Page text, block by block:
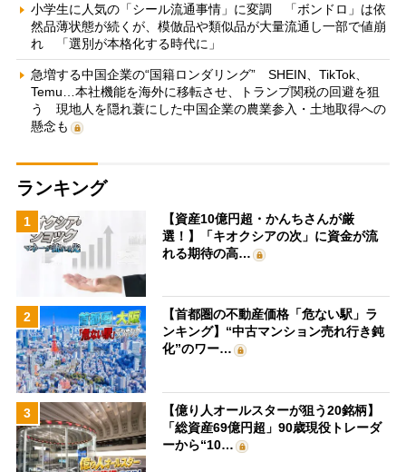
小学生に人気の「シール流通事情」に変調 「ボンドロ」は依
然品薄状態が続くが、模倣品や類似品が大量流通し一部で値崩
れ 「選別が本格化する時代に」
急増する中国企業の“国籍ロンダリング” SHEIN、TikTok、
Temu…本社機能を海外に移転させ、トランプ関税の回避を狙
う 現地人を隠れ蓑にした中国企業の農業参入・土地取得への
懸念も
ランキング
1
【資産10億円超・かんちさんが厳
選！】「キオクシアの次」に資金が流
れる期待の高…
2
【首都圏の不動産価格「危ない駅」ラ
ンキング】“中古マンション売れ行き鈍
化”のワー…
3
【億り人オールスターが狙う20銘柄】
「総資産69億円超」90歳現役トレーダ
ーから“10…